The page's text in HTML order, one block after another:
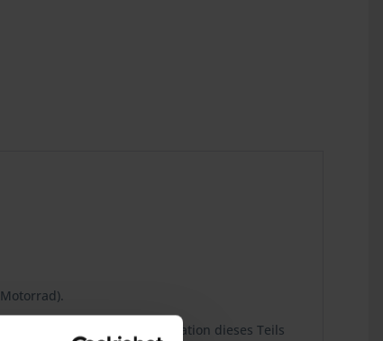
1612060 bei der Installation dieses Teils